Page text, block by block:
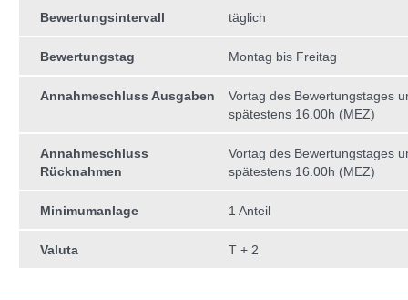
Bewertungsintervall täglich
Bewertungstag Montag bis Freitag
Annahmeschluss Ausgaben
Vortag des Bewertungstages
spätestens 16.00h (MEZ)
Annahmeschluss
Rücknahmen
Vortag des Bewertungstages
spätestens 16.00h (MEZ)
Minimumanlage 1 Anteil
Valuta T + 2